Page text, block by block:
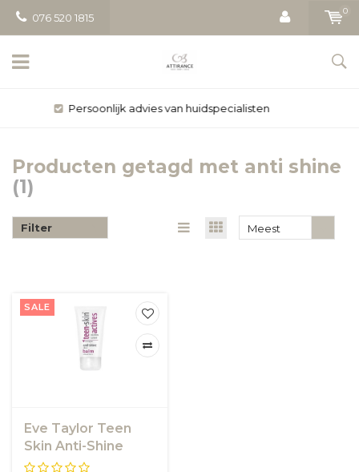
076 520 1815
0
Gratis bezorging vanaf € 50
Producten getagd met anti shine
(1)
Filter
Meest
SALE
Eve Taylor Teen
Skin Anti-Shine
Balm